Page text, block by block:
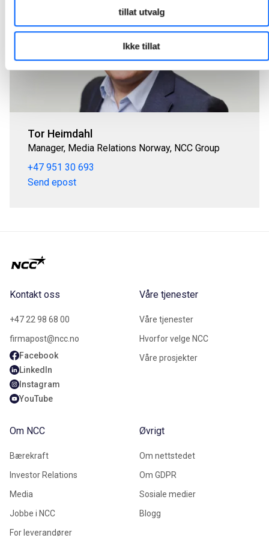
tillat utvalg
Ikke tillat
Tor Heimdahl
Manager, Media Relations Norway, NCC Group
+47 951 30 693
Send epost
Kontakt oss
+47 22 98 68 00
firmapost@ncc.no
Facebook
LinkedIn
Instagram
YouTube
Våre tjenester
Våre tjenester
Hvorfor velge NCC
Våre prosjekter
Om NCC
Bærekraft
Investor Relations
Media
Jobbe i NCC
For leverandører
Øvrigt
Om nettstedet
Om GDPR
Sosiale medier
Blogg